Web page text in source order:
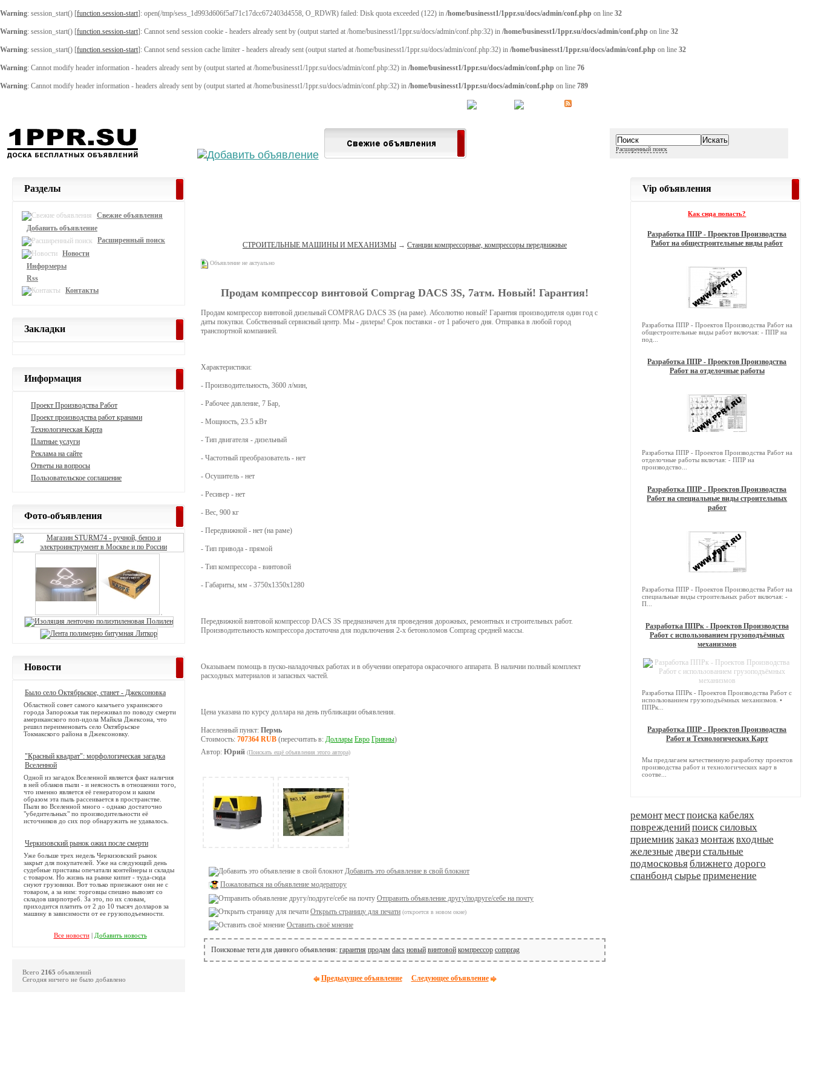
Warning: session_start() [function.session-start]: open(/tmp/sess_1d993d606f5af71c17dcc672403d4558, O_RDWR) failed: Disk quota exceeded (122) in /home/businesst1/1ppr.su/docs/admin/conf.php on line 32
Warning: session_start() [function.session-start]: Cannot send session cookie - headers already sent by (output started at /home/businesst1/1ppr.su/docs/admin/conf.php:32) in /home/businesst1/1ppr.su/docs/admin/conf.php on line 32
Warning: session_start() [function.session-start]: Cannot send session cache limiter - headers already sent (output started at /home/businesst1/1ppr.su/docs/admin/conf.php:32) in /home/businesst1/1ppr.su/docs/admin/conf.php on line 32
Warning: Cannot modify header information - headers already sent by (output started at /home/businesst1/1ppr.su/docs/admin/conf.php:32) in /home/businesst1/1ppr.su/docs/admin/conf.php on line 76
Warning: Cannot modify header information - headers already sent by (output started at /home/businesst1/1ppr.su/docs/admin/conf.php:32) in /home/businesst1/1ppr.su/docs/admin/conf.php on line 789
Расширенный поиск
СТРОИТЕЛЬНЫЕ МАШИНЫ И МЕХАНИЗМЫ →Станции компрессорные, компрессоры передвижные
Объявление не актуально
Продам компрессор винтовой Comprag DACS 3S, 7атм. Новый! Гарантия!
Продам компрессор винтовой дизельный COMPRAG DACS 3S (на раме). Абсолютно новый! Гарантия производителя один год с
даты покупки. Собственный сервисный центр. Мы - дилеры! Срок поставки - от 1 рабочего дня. Отправка в любой город
транспортной компанией.
Характеристики:
- Производительность, 3600 л/мин,
- Рабочее давление, 7 Бар,
- Мощность, 23.5 кВт
- Тип двигателя - дизельный
- Частотный преобразователь - нет
- Осушитель - нет
- Ресивер - нет
- Вес, 900 кг
- Передвижной - нет (на раме)
- Тип привода - прямой
- Тип компрессора - винтовой
- Габариты, мм - 3750х1350х1280
Передвижной винтовой компрессор DACS 3S предназначен для проведения дорожных, ремонтных и строительных работ.
Производительность компрессора достаточна для подключения 2-х бетоноломов Comprag средней массы.
Оказываем помощь в пуско-наладочных работах и в обучении оператора окрасочного аппарата. В наличии полный комплект
расходных материалов и запасных частей.
Цена указана по курсу доллара на день публикации объявления.
Населенный пункт: Пермь
Стоимость: 707364 RUB(пересчитать в: Доллары Евро Гривны)
Автор: Юрий (Поискать ещё объявления этого автора)
Добавить это объявление в свой блокнот
Пожаловаться на объявление модератору
Отправить объявление другу/подруге/себе на почту
Открыть страницу для печати (откроется в новом окне)
Оставить своё мнение
Поисковые теги для данного объявления: гарантия продам dacs новый винтовой компрессор comprag
Предыдущее объявление Следующее объявление
Разделы
Свежие объявления
Добавить объявление
Расширенный поиск
Новости
Информеры
Rss
Контакты
Закладки
Информация
Проект Производства Работ
Проект производства работ кранами
Технологическая Карта
Платные услуги
Реклама на сайте
Ответы на вопросы
Пользовательское соглашение
Фото-объявления
Новости
Было село Октябрьское, станет - Джексоновка
Областной совет самого казачьего украинского
города Запорожья так переживал по поводу смерти
американского поп-идола Майкла Джексона, что
решил переименовать село Октябрьское
Токмакского района в Джексоновку.
"Красный квадрат": морфологическая загадка
Вселенной
Одной из загадок Вселенной является факт наличия
в ней облаков пыли - и неясность в отношении того,
что именно является её генератором и каким
образом эта пыль рассеивается в пространстве.
Пыли во Вселенной много - однако достаточно
"убедительных" по производительности её
источников до сих пор обнаружить не удавалось.
Черкизовский рынок ожил после смерти
Уже больше трех недель Черкизовский рынок
закрыт для покупателей. Уже на следующий день
судебные приставы опечатали контейнеры и склады
с товаром. Но жизнь на рынке кипит - туда-сюда
снуют грузовики. Вот только приезжают они не с
товаром, а за ним: торговцы спешно вывозят со
складов ширпотреб. За это, по их словам,
приходится платить от 2 до 10 тысяч долларов за
машину в зависимости от ее грузоподъемности.
Все новости| Добавить новость
Всего 2165 объявлений
Сегодня ничего не было добавлено
Vip объявления
Как сюда попасть?
Разработка ППР - Проектов Производства
Работ на общестроительные виды работ
Разработка ППР - Проектов Производства Работ на
общестроительные виды работ включая: - ППР на
под...
Разработка ППР - Проектов Производства
Работ на отделочные работы
Разработка ППР - Проектов Производства Работ на
отделочные работы включая: - ППР на
производство...
Разработка ППР - Проектов Производства
Работ на специальные виды строительных
работ
Разработка ППР - Проектов Производства Работ на
специальные виды строительных работ включая: -
П...
Разработка ППРк - Проектов Производства
Работ с использованием грузоподъёмных
механизмов
Разработка ППРк - Проектов Производства Работ с
использованием грузоподъёмных механизмов. •
ППРк...
Разработка ППР - Проектов Производства
Работ и Технологических Карт
Мы предлагаем качественную разработку проектов
производства работ и технологических карт в
соотве...
ремонтместпоискакабелях
поврежденийпоисксиловых
приемникзаказ монтажвходные
железные дверистальные
подмосковьяближнего дорого
спанбондсырье применение